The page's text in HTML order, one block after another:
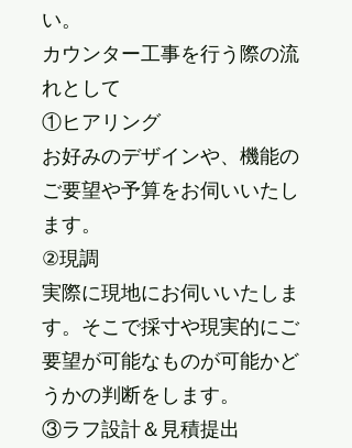
い。
カウンター工事を行う際の流
れとして
①ヒアリング
お好みのデザインや、機能の
ご要望や予算をお伺いいたし
ます。
②現調
実際に現地にお伺いいたしま
す。そこで採寸や現実的にご
要望が可能なものが可能かど
うかの判断をします。
③ラフ設計＆見積提出